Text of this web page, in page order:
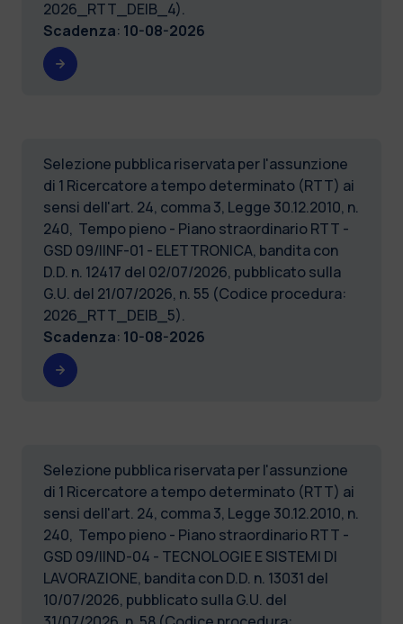
2026_RTT_DEIB_4).
Scadenza: 10-08-2026
Selezione pubblica riservata per l'assunzione
di 1 Ricercatore a tempo determinato (RTT) ai
sensi dell'art. 24, comma 3, Legge 30.12.2010, n.
240, Tempo pieno - Piano straordinario RTT -
GSD 09/IINF-01 - ELETTRONICA, bandita con
D.D. n. 12417 del 02/07/2026, pubblicato sulla
G.U. del 21/07/2026, n. 55 (Codice procedura:
2026_RTT_DEIB_5).
Scadenza: 10-08-2026
Selezione pubblica riservata per l'assunzione
di 1 Ricercatore a tempo determinato (RTT) ai
sensi dell'art. 24, comma 3, Legge 30.12.2010, n.
240, Tempo pieno - Piano straordinario RTT -
GSD 09/IIND-04 - TECNOLOGIE E SISTEMI DI
LAVORAZIONE, bandita con D.D. n. 13031 del
10/07/2026, pubblicato sulla G.U. del